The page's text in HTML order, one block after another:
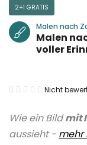
Wie ein Bildmit
aussieht - mehr
2+1 GRATIS
Malen nach
Malen
voller
Die
ist
Nicht